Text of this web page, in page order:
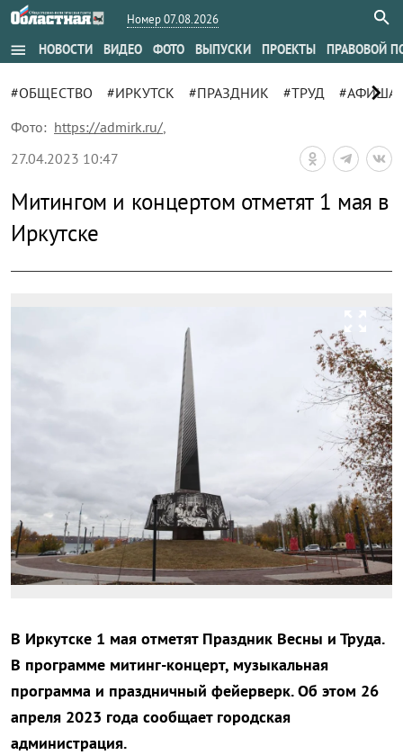
Номер 07.08.2026
menu НОВОСТИ ВИДЕО ФОТО ВЫПУСКИ ПРОЕКТЫ ПРАВОВОЙ
#ОБЩЕСТВО #ИРКУТСК #ПРАЗДНИК #ТРУД #АФИША
chevron_right
Фото: https://admirk.ru/,
27.04.2023 10:47
Митингом и концертом отметят 1 мая в
Иркутске
В Иркутске 1 мая отметят Праздник Весны и Труда.
В программе митинг-концерт, музыкальная
программа и праздничный фейерверк. Об этом 26
апреля 2023 года сообщает городская
администрация.